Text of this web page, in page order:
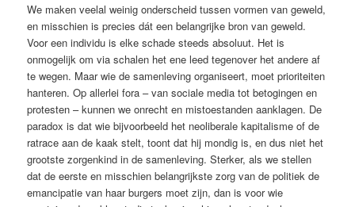
We ­maken veelal weinig onderscheid tussen vormen van geweld,
en misschien is ­precies dát een belangrijke bron van geweld.
Voor een individu is elke schade steeds absoluut. Het is
onmogelijk om via schalen het ene leed tegenover het andere af
te wegen. Maar wie de samenleving organiseert, moet prioriteiten
hanteren. Op allerlei fora – van sociale media tot be­togingen en
protesten – kunnen we onrecht en mistoestanden aanklagen. De
paradox is dat wie bijvoorbeeld het neo­liberale kapitalisme of de
ratrace aan de kaak stelt, toont dat hij mondig is, en dus niet het
grootste zorgenkind in de samenleving. Sterker, als we stellen
dat de eerste en misschien belangrijkste zorg van de politiek de
emancipatie van haar burgers moet zijn, dan is voor wie